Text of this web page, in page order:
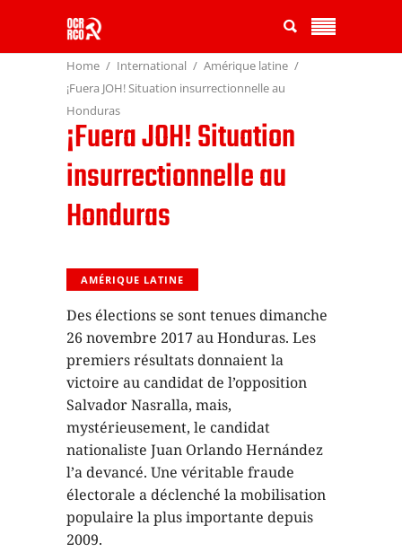
Home International
Amérique latine
¡Fuera JOH! Situation insurrectionnelle au
Honduras
¡Fuera JOH! Situation
insurrectionnelle au
Honduras
AMÉRIQUE LATINE
Des élections se sont tenues dimanche
26 novembre 2017 au Honduras. Les
premiers résultats donnaient la
victoire au candidat de l’opposition
Salvador Nasralla, mais,
mystérieusement, le candidat
nationaliste Juan Orlando Hernández
l’a devancé. Une véritable fraude
électorale a déclenché la mobilisation
populaire la plus importante depuis
2009.